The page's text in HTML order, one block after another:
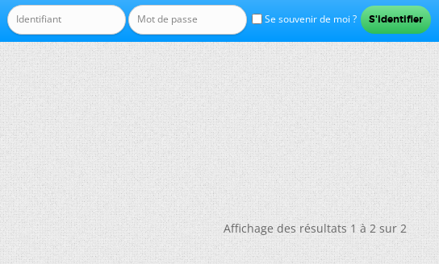
Se souvenir de moi ?
Affichage des résultats 1 à 2 sur 2